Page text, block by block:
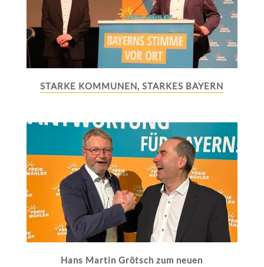
STARKE KOMMUNEN, STARKES BAYERN
Hans Martin Grötsch zum neuen